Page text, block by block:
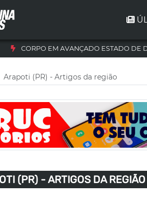
CORPO EM AVANÇADO ESTADO DE
Arapoti (PR) - Artigos da região
(PR) - ARTIGOS DA REGIÃO